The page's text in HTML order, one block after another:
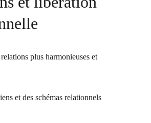
plus harmonieuses et
et des schémas relationnels